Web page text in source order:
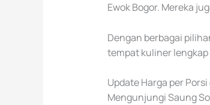
Ewok Bogor. Mereka
Dengan berbagai
tempat kuliner
Update Harga per
Mengunjungi Saung